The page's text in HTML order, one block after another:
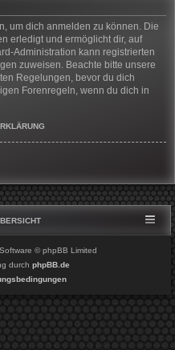
um dich anmelden zu können. Die
erledigt und ermöglicht dir, auf
Administration kann registrierten
zuweisen. Beachte bitte unsere
Regelungen, bevor du dich
Forenregeln, wenn du dich in
© phpBB Limited
durch phpBB.de